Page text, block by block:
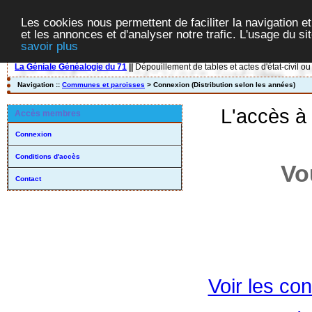
Les cookies nous permettent de faciliter la navigation
et les annonces et d'analyser notre trafic. L'usage du
savoir plus
La Géniale Généalogie du 71 Dépouillement de tables et actes d'état-civil
Navigation :: Communes et paroisses > Connexion (Distribution selon les années)
Accès membres
Connexion
Conditions d'accès
Contact
L'accès
Voir les